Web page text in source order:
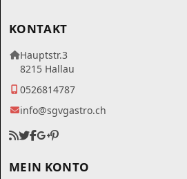
KONTAKT
Hauptstr.3
8215 Hallau
0526814787
info@sgvgastro.ch
MEIN KONTO